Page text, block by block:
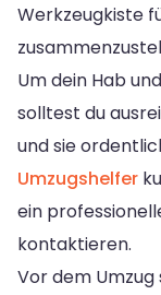
Werkzeugkiste
Um dein Hab
solltest du
und sie
Umzugshelfer
ein
kontaktieren.
Vor dem